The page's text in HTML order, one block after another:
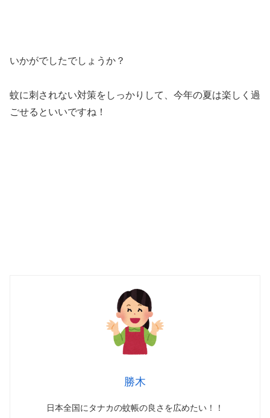
いかがでしたでしょうか？
蚊に刺されない対策をしっかりして、今年の夏は楽しく過
ごせるといいですね！
勝木
日本全国にタナカの蚊帳の良さを広めたい！！